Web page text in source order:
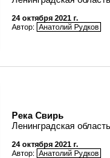
24 октября 2021 г.
Автор: Анатолий Рудков
Река Свирь
Ленинградская
24 октября 2021 г.
Автор: Анатолий Рудков